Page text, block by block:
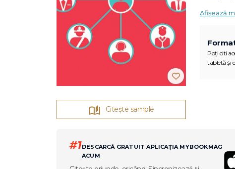
Citește sample
Afișează
Poți citi
tabletă și
#1DESCARCĂ GRATUIT APLICAȚIA MYBOOKMAG
ACUM